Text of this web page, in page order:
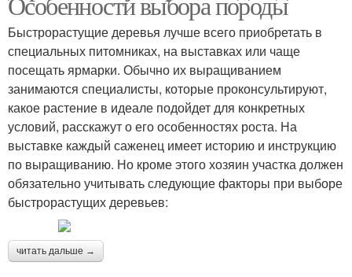
Быстрорастущие деревья лучше всего приобретать в
специальных питомниках, на выставках или чаще
посещать ярмарки. Обычно их выращиванием
занимаются специалисты, которые проконсультируют,
какое растение в идеале подойдет для конкретных
условий, расскажут о его особенностях роста. На
выставке каждый саженец имеет историю и инструкцию
по выращиванию. Но кроме этого хозяин участка должен
обязательно учитывать следующие факторы при выборе
быстрорастущих деревьев:
читать дальше →